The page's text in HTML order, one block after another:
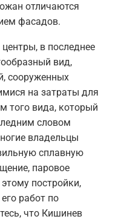
отличаются
фасадов.
в последнее
вид,
сооруженных
на затраты для
того вида, который
словом
владельцы
сплавную
паровое
постройки,
работ по
что Кишинев